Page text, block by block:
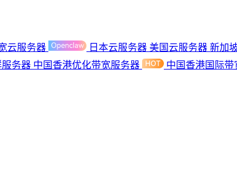
云服务器 日本云服务器 美国云服务器 新加
务器 中国香港优化带宽服务器 中国香港国际带